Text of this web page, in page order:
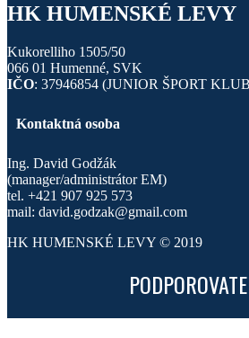
HK HUMENSKÉ LEVY
Kukorelliho 1505/50
066 01 Humenné, SVK
IČO: 37946854 (JUNIOR ŠPORT
Kontaktná osoba
Ing. David Godžák
(manager/administrátor EM)
tel. +421 907 925 573
mail: david.godzak@gmail.com
HK HUMENSKÉ LEVY © 2019